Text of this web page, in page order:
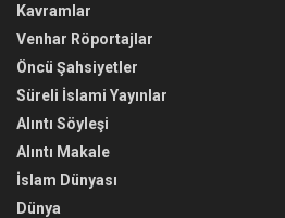
Kavramlar
Venhar Röportajlar
Öncü Şahsiyetler
Süreli İslami Yayınlar
Alıntı Söyleşi
Alıntı Makale
İslam Dünyası
Dünya